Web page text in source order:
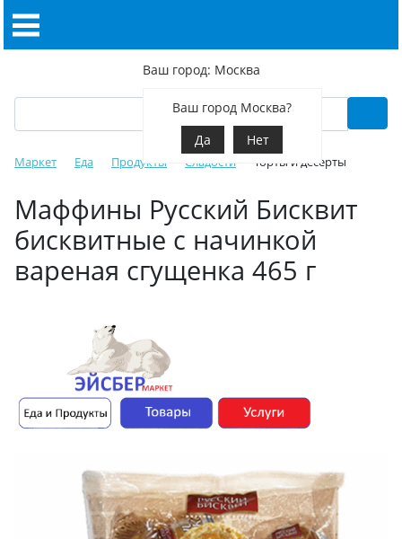
Ваш город: Москва
Ваш город Москва?
Да
Нет
Маркет Еда Продукты Сладости Торты и десерты
Маффины Русский Бисквит
бисквитные с начинкой
вареная сгущенка 465 г